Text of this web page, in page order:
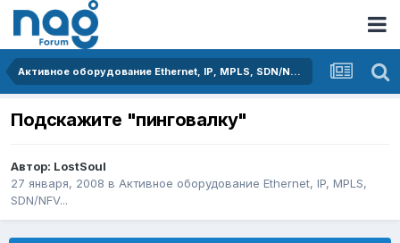
Активное оборудование Ethernet, IP, MPLS, SDN/NFV...
Подскажите "пинговалку"
Автор: LostSoul
27 января, 2008 в Активное оборудование Ethernet, IP, MPLS,
SDN/NFV...